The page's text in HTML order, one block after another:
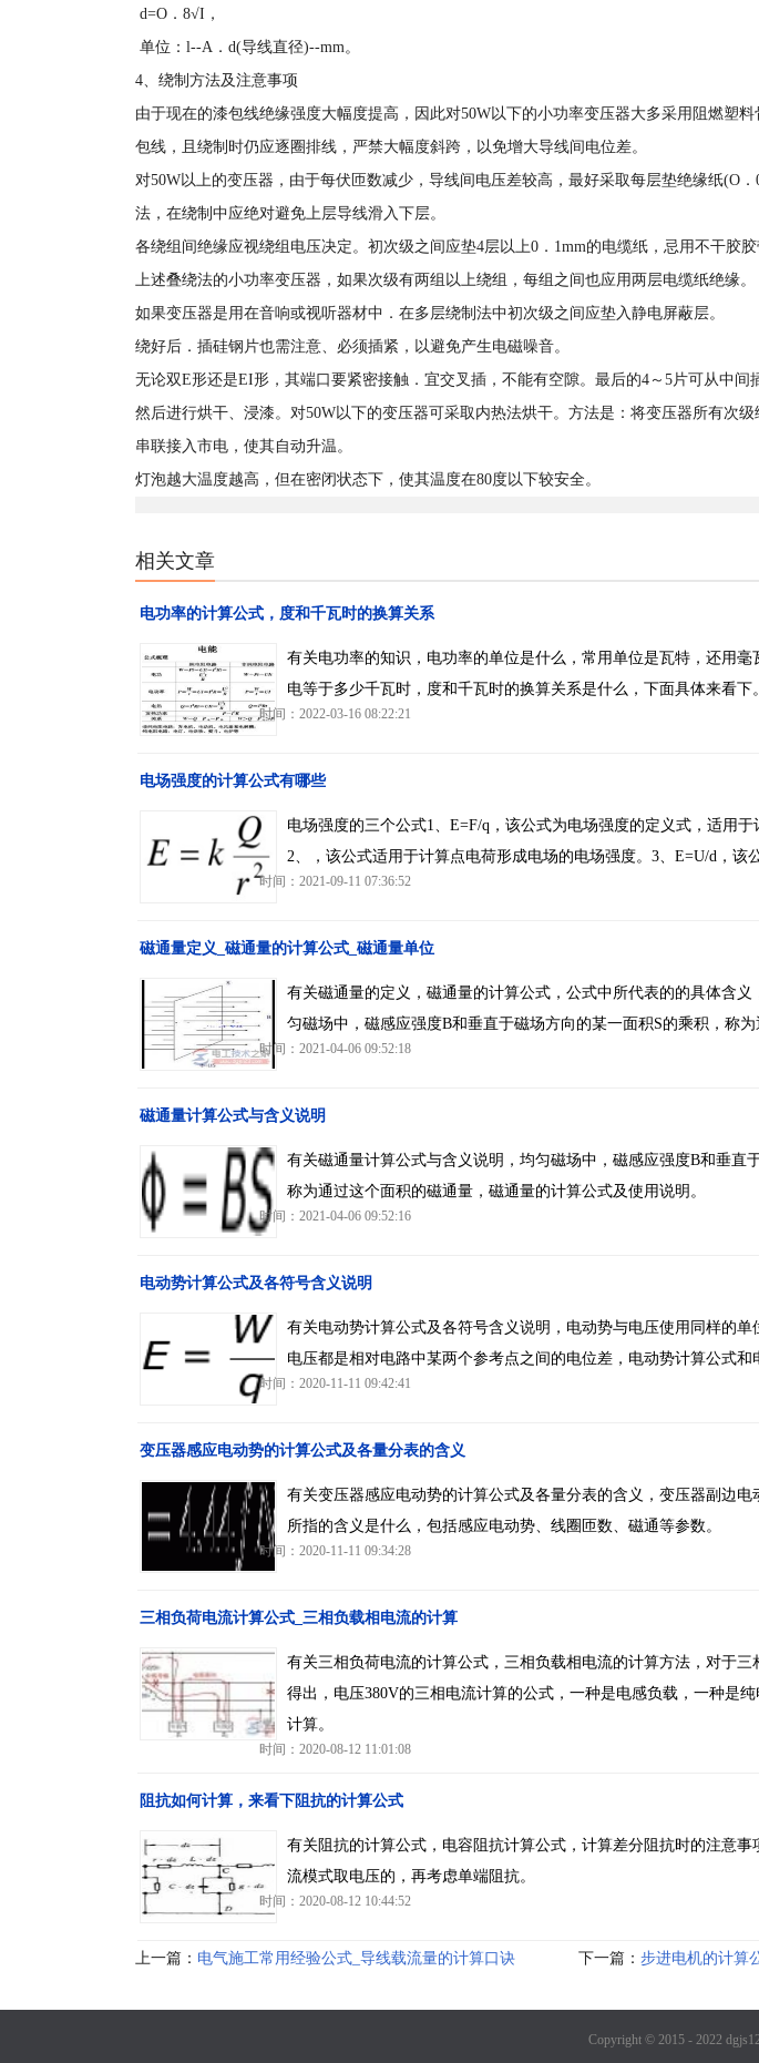
d=O．8√I，
单位：l--A．d(导线直径)--mm。
4、绕制方法及注意事项
由于现在的漆包线绝缘强度大幅度提高，因此对50W以下的小功率变压器大多采用阻燃塑
包线，且绕制时仍应逐圈排线，严禁大幅度斜跨，以免增大导线间电位差。
对50W以上的变压器，由于每伏匝数减少，导线间电压差较高，最好采取每层垫绝缘纸(O
法，在绕制中应绝对避免上层导线滑入下层。
各绕组间绝缘应视绕组电压决定。初次级之间应垫4层以上0．1mm的电缆纸，忌用不干胶胶
上述叠绕法的小功率变压器，如果次级有两组以上绕组，每组之间也应用两层电缆纸绝缘。
如果变压器是用在音响或视听器材中．在多层绕制法中初次级之间应垫入静电屏蔽层。
绕好后．插硅钢片也需注意、必须插紧，以避免产生电磁噪音。
无论双E形还是EI形，其端口要紧密接触．宜交叉插，不能有空隙。最后的4～5片可从中间
然后进行烘干、浸漆。对50W以下的变压器可采取内热法烘干。方法是：将变压器所有次级
串联接入市电，使其自动升温。
灯泡越大温度越高，但在密闭状态下，使其温度在80度以下较安全。
相关文章
电功率的计算公式，度和千瓦时的换算关系
有关电功率的知识，电功率的单位是什么，常用单位是瓦特，还用
电等于多少千瓦时，度和千瓦时的换算关系是什么，下面具体来看下。
时间：2022-03-16 08:22:21
电场强度的计算公式有哪些
电场强度的三个公式1、E=F/q，该公式为电场强度的定义式，适用于
2、，该公式适用于计算点电荷形成电场的电场强度。3、E=U/d，该
时间：2021-09-11 07:36:52
磁通量定义_磁通量的计算公式_磁通量单位
有关磁通量的定义，磁通量的计算公式，公式中所代表的的具体含
匀磁场中，磁感应强度B和垂直于磁场方向的某一面积S的乘积，称为
时间：2021-04-06 09:52:18
磁通量计算公式与含义说明
有关磁通量计算公式与含义说明，均匀磁场中，磁感应强度B和垂直
称为通过这个面积的磁通量，磁通量的计算公式及使用说明。
时间：2021-04-06 09:52:16
电动势计算公式及各符号含义说明
有关电动势计算公式及各符号含义说明，电动势与电压使用同样的
电压都是相对电路中某两个参考点之间的电位差，电动势计算公式和
时间：2020-11-11 09:42:41
变压器感应电动势的计算公式及各量分表的含义
有关变压器感应电动势的计算公式及各量分表的含义，变压器副边
所指的含义是什么，包括感应电动势、线圈匝数、磁通等参数。
时间：2020-11-11 09:34:28
三相负荷电流计算公式_三相负载相电流的计算
有关三相负荷电流的计算公式，三相负载相电流的计算方法，对于
得出，电压380V的三相电流计算的公式，一种是电感负载，一种是
计算。
时间：2020-08-12 11:01:08
阻抗如何计算，来看下阻抗的计算公式
有关阻抗的计算公式，电容阻抗计算公式，计算差分阻抗时的注意
流模式取电压的，再考虑单端阻抗。
时间：2020-08-12 10:44:52
上一篇： 电气施工常用经验公式_导线载流量的计算口诀 下一篇： 步进电机的计算
Copyright © 2015 - 2022